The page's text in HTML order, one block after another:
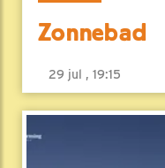
Zonnebad
29 jul , 19:15